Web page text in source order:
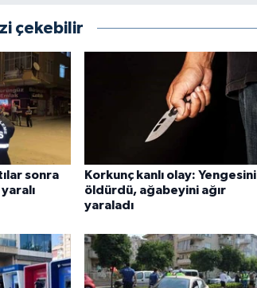
çekebilir
sonra
Korkunç kanlı olay: Yengesini
öldürdü, ağabeyini ağır
yaraladı